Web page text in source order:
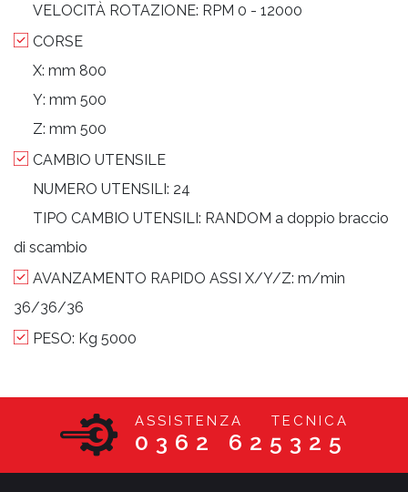
VELOCITÀ ROTAZIONE: RPM 0 - 12000
CORSE
X: mm 800
Y: mm 500
Z: mm 500
CAMBIO UTENSILE
NUMERO UTENSILI: 24
TIPO CAMBIO UTENSILI: RANDOM a doppio braccio
di scambio
AVANZAMENTO RAPIDO ASSI X/Y/Z: m/min
36/36/36
PESO: Kg 5000
ASSISTENZA TECNICA
0362 625325